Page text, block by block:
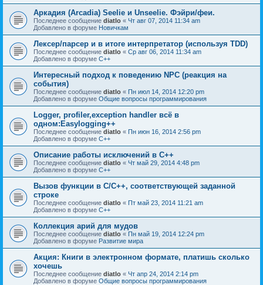
Аркадия (Arcadia) Seelie и Unseelie. Фэйри/феи.
Последнее сообщение diatlo « Чт авг 07, 2014 11:34 am
Добавлено в форуме Новичкам
Лексер/парсер и в итоге интерпретатор (используя TDD)
Последнее сообщение diatlo « Ср авг 06, 2014 11:34 am
Добавлено в форуме C++
Интересный подход к поведению NPC (реакция на
события)
Последнее сообщение diatlo « Пн июл 14, 2014 12:20 pm
Добавлено в форуме Общие вопросы программирования
Logger, profiler,exception handler всё в
одном:Easylogging++
Последнее сообщение diatlo « Пн июн 16, 2014 2:56 pm
Добавлено в форуме C++
Описание работы исключений в C++
Последнее сообщение diatlo « Чт май 29, 2014 4:48 pm
Добавлено в форуме C++
Вызов функции в C/C++, соответствующей заданной
строке
Последнее сообщение diatlo « Пт май 23, 2014 11:21 am
Добавлено в форуме C++
Коллекция арий для мудов
Последнее сообщение diatlo « Пн май 19, 2014 12:24 pm
Добавлено в форуме Развитие мира
Акция: Книги в электронном формате, платишь сколько
хочешь
Последнее сообщение diatlo « Чт апр 24, 2014 2:14 pm
Добавлено в форуме Общие вопросы программирования